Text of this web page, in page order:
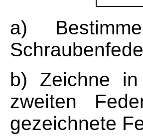
a)
b) Zeichne
zweiten
gezeichnete